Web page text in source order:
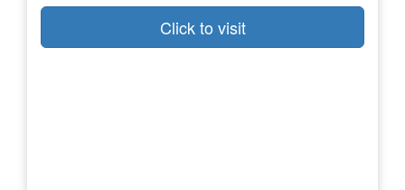
Click to visit